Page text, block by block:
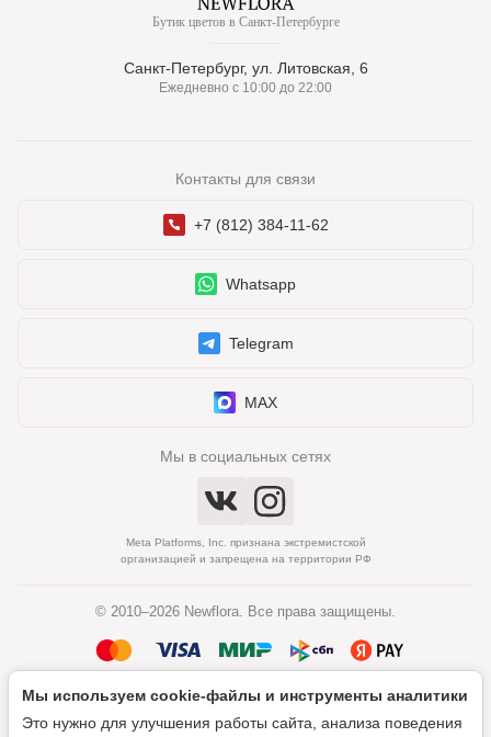
Бутик цветов в Санкт-Петербурге
Санкт-Петербург, ул. Литовская, 6
Ежедневно с 10:00 до 22:00
Контакты для связи
+7 (812) 384-11-62
Whatsapp
Telegram
MAX
Мы в социальных сетях
Meta Platforms, Inc. признана экстремистской
организацией и запрещена на территории РФ
© 2010–2026 Newflora. Все права защищены.
Политика обработки персональных данных
Мы используем cookie‑файлы и инструменты аналитики
Это нужно для улучшения работы сайта, анализа поведения